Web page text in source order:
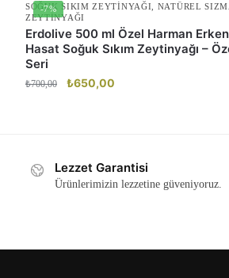
-7%
SOĞUK SIKIM ZEYTINYAĞI
NATÜREL
ZEYTINYAĞI
Erdolive 500 ml Özel Harman Erken
Hasat Soğuk Sıkım Zeytinyağı –
Seri
₺700,00
Orijinal
₺650,00Şu
Lezzet Garantisi
Ürünlerimizin lezzetine güveniyoruz.